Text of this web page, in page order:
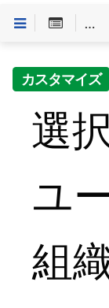
カスタマイズ
選
ユ
組